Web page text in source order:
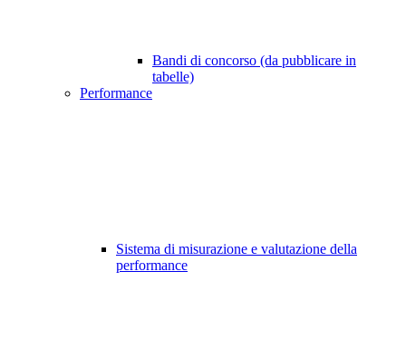
Bandi di concorso (da pubblicare in
tabelle)
Performance
Sistema di misurazione e valutazione della
performance